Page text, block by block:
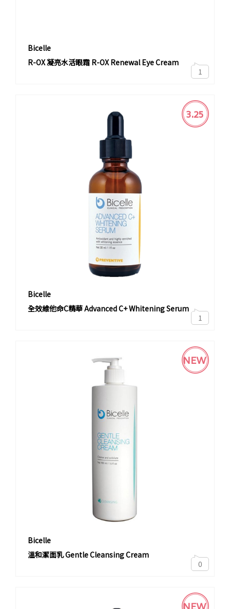
Bicelle
R-OX 凝亮水活眼霜 R-OX Renewal Eye Cream
1
Bicelle
全效維他命C精華 Advanced C+ Whitening Serum
3.25
1
Bicelle
溫和潔面乳 Gentle Cleansing Cream
NEW
0